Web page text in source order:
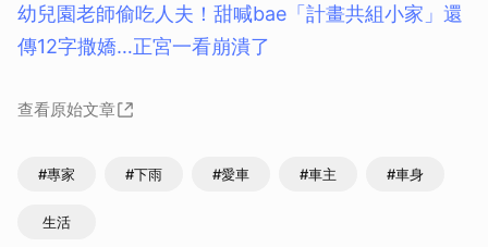
幼兒園老師偷吃人夫！甜喊bae「計畫共組小家」還
傳12字撒嬌…正宮一看崩潰了
查看原始文章
#專家 #下雨 #愛車 #車主 #車身
生活